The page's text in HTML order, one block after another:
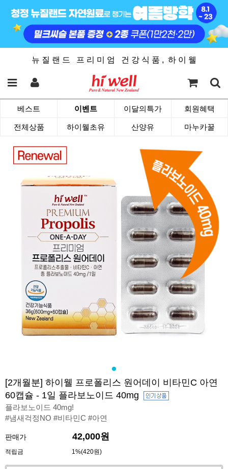
뉴 질 랜 드 프 리 미 엄 건 강 식 품 , 하 이 웰
베스트 이벤트 이달의특가 회원혜택
전체상품 하이웰초유 산양유 마누카꿀
[2개월분] 하이웰 프로폴리스 원어데이 비타민C 아연
60캡슐 - 1일 플라보노이드 40mg
플라보노이드 40mg!
#냄새걱정NO #비타민C #아연
판매가 42,000원
적립금 1%(420원)